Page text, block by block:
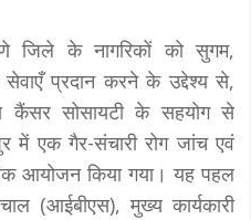
जिले के नागरिकों को सुगम,
सेवाएँ प्रदान करने के उद्देश्य से,
कैंसर सोसायटी के सहयोग से
में एक गैर-संचारी रोग जांच एवं
आयोजन किया गया। यह पहल
(आईबीएस), मुख्य कार्यकारी